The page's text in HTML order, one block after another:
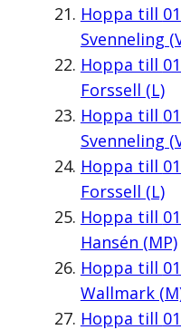
Hoppa till
Svenneling
Hoppa till
Forssell (L)
Hoppa till
Svenneling
Hoppa till
Forssell (L)
Hoppa till
Hansén (MP)
Hoppa till
Wallmark
Hoppa till